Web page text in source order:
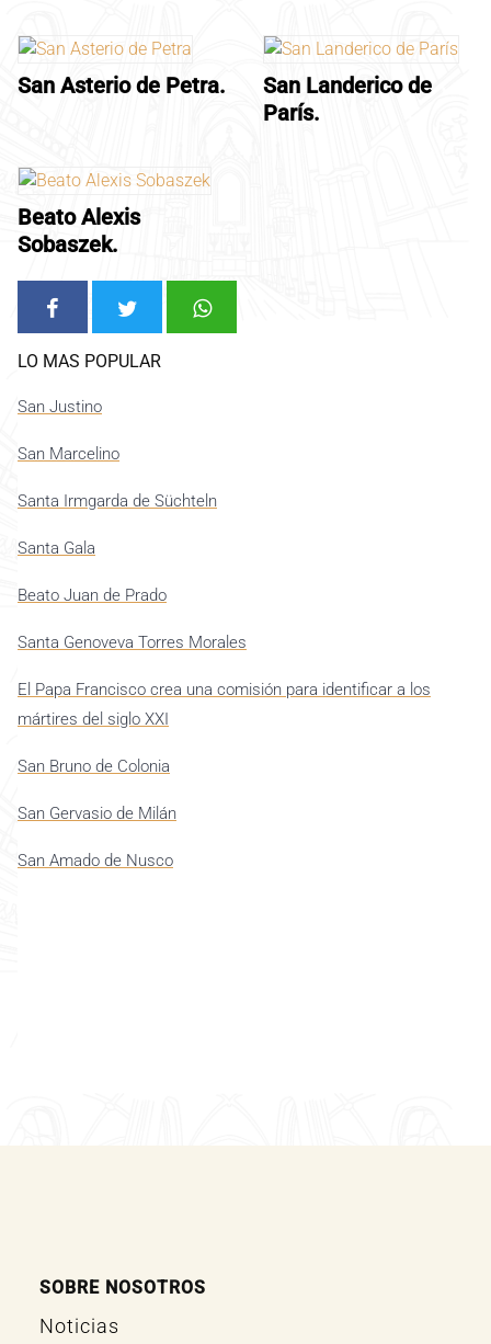
San Asterio de Petra.
San Landerico de
París.
Beato Alexis
Sobaszek.
LO MAS POPULAR
San Justino
San Marcelino
Santa Irmgarda de Süchteln
Santa Gala
Beato Juan de Prado
Santa Genoveva Torres Morales
El Papa Francisco crea una comisión para identificar a los
mártires del siglo XXI
San Bruno de Colonia
San Gervasio de Milán
San Amado de Nusco
SOBRE NOSOTROS
Noticias